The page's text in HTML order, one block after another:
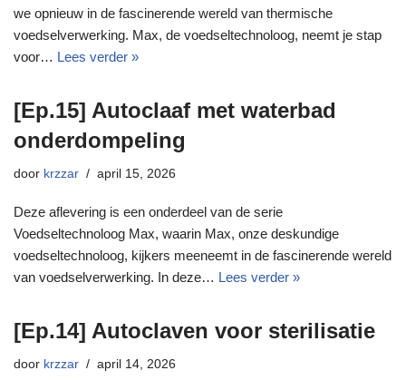
we opnieuw in de fascinerende wereld van thermische
voedselverwerking. Max, de voedseltechnoloog, neemt je stap
voor… Lees verder »
[Ep.15] Autoclaaf met waterbad
onderdompeling
door krzzar april 15, 2026
Deze aflevering is een onderdeel van de serie
Voedseltechnoloog Max, waarin Max, onze deskundige
voedseltechnoloog, kijkers meeneemt in de fascinerende wereld
van voedselverwerking. In deze… Lees verder »
[Ep.14] Autoclaven voor sterilisatie
door krzzar april 14, 2026